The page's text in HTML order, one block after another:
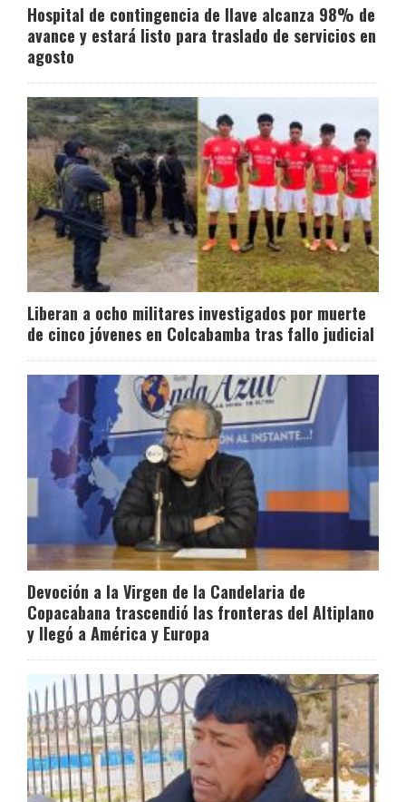
Hospital de contingencia de Ilave alcanza 98% de
avance y estará listo para traslado de servicios en
agosto
Liberan a ocho militares investigados por muerte
de cinco jóvenes en Colcabamba tras fallo judicial
Devoción a la Virgen de la Candelaria de
Copacabana trascendió las fronteras del Altiplano
y llegó a América y Europa